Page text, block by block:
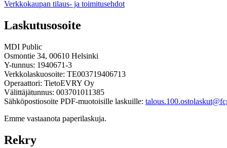
Verkkokaupan tilaus- ja toimitusehdot
Laskutusosoite
MDI Public
Osmontie 34, 00610 Helsinki
Y-tunnus: 1940671-3
Verkkolaskuosoite: TE003719406713
Operaattori: TietoEVRY Oy
Välittäjätunnus: 003701011385
Sähköpostiosoite PDF-muotoisille laskuille:
Emme vastaanota paperilaskuja.
Rekry